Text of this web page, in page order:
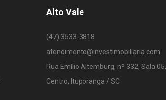
Alto Vale
(47) 3533-3818
atendimento@investimobiliaria.com
Rua Emílio Altemburg, nº 332, Sala 05,
Centro, Ituporanga / SC